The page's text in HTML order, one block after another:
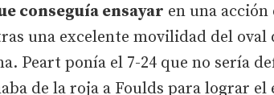
conseguía ensayar en una
una excelente movilidad del oval
Peart ponía el 7-24 que no sería
de la roja a Foulds para lograr